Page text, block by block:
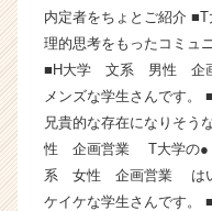
ン】
|
チ
ャ
ー・
成
長
内定者をちょとご紹
理的思考をもったコミュ
■H大学 文系 男性 企
メンズな学生さんで
兄貴的な存在になりそ
性 企画営業 T大学の●
系 女性 企画営業 はい
ケイケな学生さんです